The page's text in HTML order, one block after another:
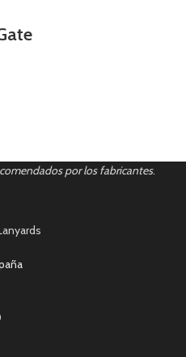
por los fabricantes.